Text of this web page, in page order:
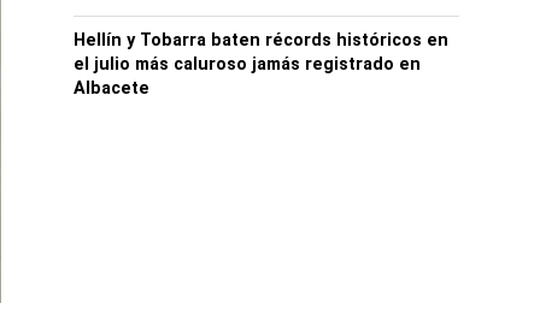
Hellín y Tobarra baten récords históricos en
el julio más caluroso jamás registrado en
Albacete